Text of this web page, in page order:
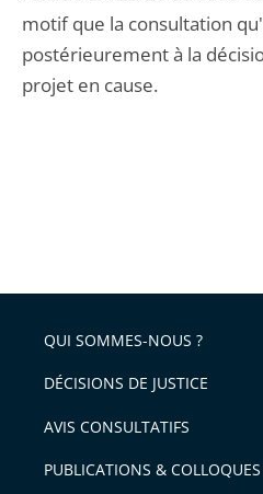
motif que la consultation
postérieurement à la
projet en cause.
QUI SOMMES-NOUS ?
DÉCISIONS DE JUSTICE
AVIS CONSULTATIFS
PUBLICATIONS & COLLOQUES